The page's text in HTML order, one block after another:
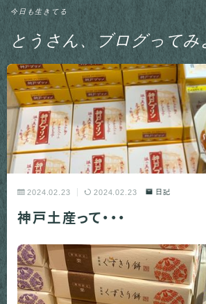
とうさん、ブログってみ
今日も生きてる
MENU
グルメ
日記
釣り
2024.02.23 2024.02.23 日記
神戸土産って・・・